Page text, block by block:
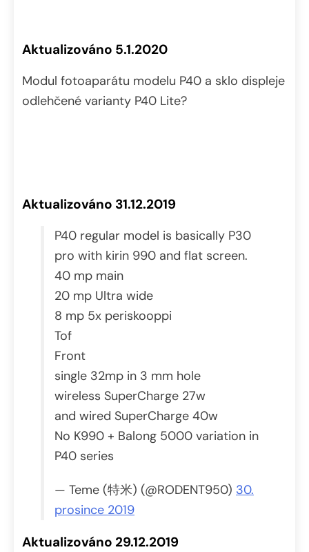
Aktualizováno 5.1.2020
Modul fotoaparátu modelu P40 a sklo displeje
odlehčené varianty P40 Lite?
Aktualizováno 31.12.2019
P40 regular model is basically P30
pro with kirin 990 and flat screen.
40 mp main
20 mp Ultra wide
8 mp 5x periskooppi
Tof
Front
single 32mp in 3 mm hole
wireless SuperCharge 27w
and wired SuperCharge 40w
No K990 + Balong 5000 variation in
P40 series
— Teme (特米) (@RODENT950) 30.
prosince 2019
Aktualizováno 29.12.2019